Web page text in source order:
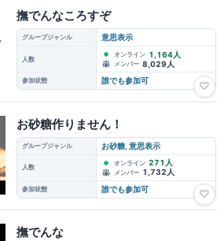
撫でんなころすぞ
グループジャンル 意思表示
人数
オンライン 1,164人
メンバー 8,029人
参加状態 誰でも参加可 ♡
お砂糖作りません！
グループジャンル お砂糖, 意思表示
人数
オンライン 271人
メンバー 1,732人
参加状態 誰でも参加可 ♡
撫でんな